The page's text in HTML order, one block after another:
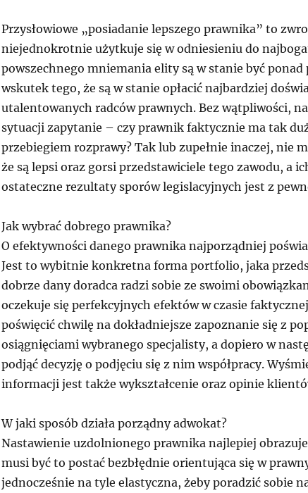
Przysłowiowe „posiadanie lepszego prawnika” to
niejednokrotnie użytkuje się w odniesieniu do
powszechnego mniemania elity są w stanie być ponad
wskutek tego, że są w stanie opłacić najbardziej
utalentowanych radców prawnych. Bez wątpliwości,
sytuacji zapytanie – czy prawnik faktycznie ma tak
przebiegiem rozprawy? Tak lub zupełnie inaczej, nie
że są lepsi oraz gorsi przedstawiciele tego zawodu, a
ostateczne rezultaty sporów legislacyjnych jest z
Jak wybrać dobrego prawnika?
O efektywności danego prawnika najporządniej
Jest to wybitnie konkretna forma portfolio, jaka
dobrze dany doradca radzi sobie ze swoimi
oczekuje się perfekcyjnych efektów w czasie
poświęcić chwilę na dokładniejsze zapoznanie się z
osiągnięciami wybranego specjalisty, a dopiero w
podjąć decyzję o podjęciu się z nim współpracy.
informacji jest także wykształcenie oraz opinie
W jaki sposób działa porządny adwokat?
Nastawienie uzdolnionego prawnika najlepiej
musi być to postać bezbłędnie orientująca się w
jednocześnie na tyle elastyczna, żeby poradzić sobie